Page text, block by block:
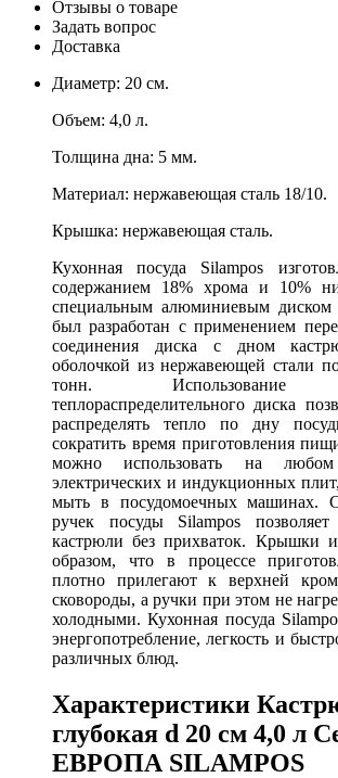
Отзывы о товаре
Задать вопрос
Доставка
Диаметр: 20 см.
Объем: 4,0 л.
Толщина дна: 5 мм.
Материал: нержавеющая сталь 18/10.
Крышка: нержавеющая сталь.
Кухонная посуда Silampos
содержанием 18% хрома и 10%
специальным алюминиевым
был разработан с применением
соединения диска с дном
оболочкой из нержавеющей стали
тонн. Использование
теплораспределительного диска
распределять тепло по дну
сократить время приготовления
можно использовать на
электрических и индукционных
мыть в посудомоечных машинах.
ручек посуды Silampos позволяет
кастрюли без прихваток. Крышки
образом, что в процессе
плотно прилегают к верхней
сковороды, а ручки при этом не
холодными. Кухонная посуда
энергопотребление, легкость и
различных блюд.
Характеристики
глубокая d 20 см 4,0 л
ЕВРОПА SILAMPOS